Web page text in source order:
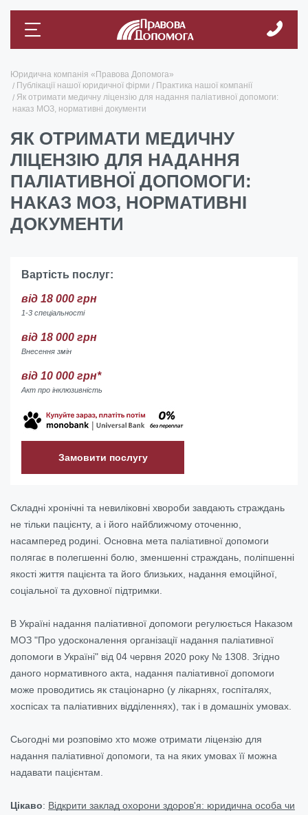
Юридична компанія «Правова Допомога»
Публікації нашої юридичної фірми
Практика нашої компанії
Як отримати медичну ліцензію для надання паліативної допомоги:
наказ МОЗ, нормативні документи
ЯК ОТРИМАТИ МЕДИЧНУ
ЛІЦЕНЗІЮ ДЛЯ НАДАННЯ
ПАЛІАТИВНОЇ ДОПОМОГИ:
НАКАЗ МОЗ, НОРМАТИВНІ
ДОКУМЕНТИ
Вартість послуг:
від 18 000 грн
1-3 спеціальності
від 18 000 грн
Внесення змін
від 10 000 грн*
Акт про інклюзивність
Замовити послугу
Складні хронічні та невиліковні хвороби завдають страждань
не тільки пацієнту, а і його найближчому оточенню,
насамперед родині. Основна мета паліативної допомоги
полягає в полегшенні болю, зменшенні страждань, поліпшенні
якості життя пацієнта та його близьких, надання емоційної,
соціальної та духовної підтримки.
В Україні надання паліативної допомоги регулюється Наказом
МОЗ "Про удосконалення організації надання паліативної
допомоги в Україні" від 04 червня 2020 року № 1308. Згідно
даного нормативного акта, надання паліативної допомоги
може проводитись як стаціонарно (у лікарнях, госпіталях,
хоспісах та паліативних відділеннях), так і в домашніх умовах.
Сьогодні ми розповімо хто може отримати ліцензію для
надання паліативної допомоги, та на яких умовах її можна
надавати пацієнтам.
Цікаво: Відкрити заклад охорони здоров'я: юридична особа чи